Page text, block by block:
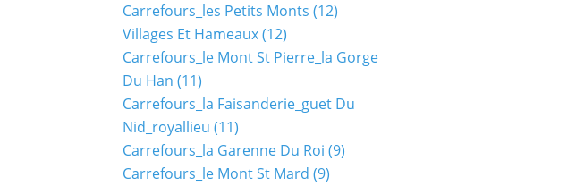
Carrefours_les Petits Monts (12)
Villages Et Hameaux(12)
Carrefours_le Mont St Pierre_la Gorge
Du Han (11)
Carrefours_la Faisanderie_guet Du
Nid_royallieu (11)
Carrefours_la Garenne Du Roi (9)
Carrefours_le Mont St Mard (9)